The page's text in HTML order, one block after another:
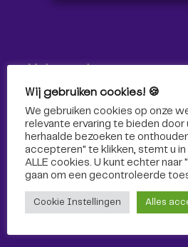
Volg ons!
Volg Omroep Tilburg niet alleen
media!
Wij gebruiken cookies! 🍪
We gebruiken cookies op onze
relevante ervaring te bieden door
herhaalde bezoeken te
accepteren" te klikken, stemt u in
ALLE cookies. U kunt echter
gaan om een ​​gecontroleerde
Cookie Instellingen Alles